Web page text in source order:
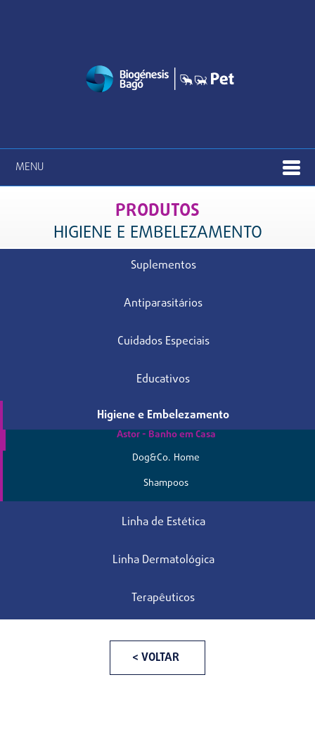
MENU
PRODUTOS
HIGIENE E EMBELEZAMENTO
Suplementos
Antiparasitários
Cuidados Especiais
Educativos
Higiene e Embelezamento
Astor - Banho em Casa
Dog&Co. Home
Shampoos
Linha de Estética
Linha Dermatológica
Terapêuticos
< VOLTAR